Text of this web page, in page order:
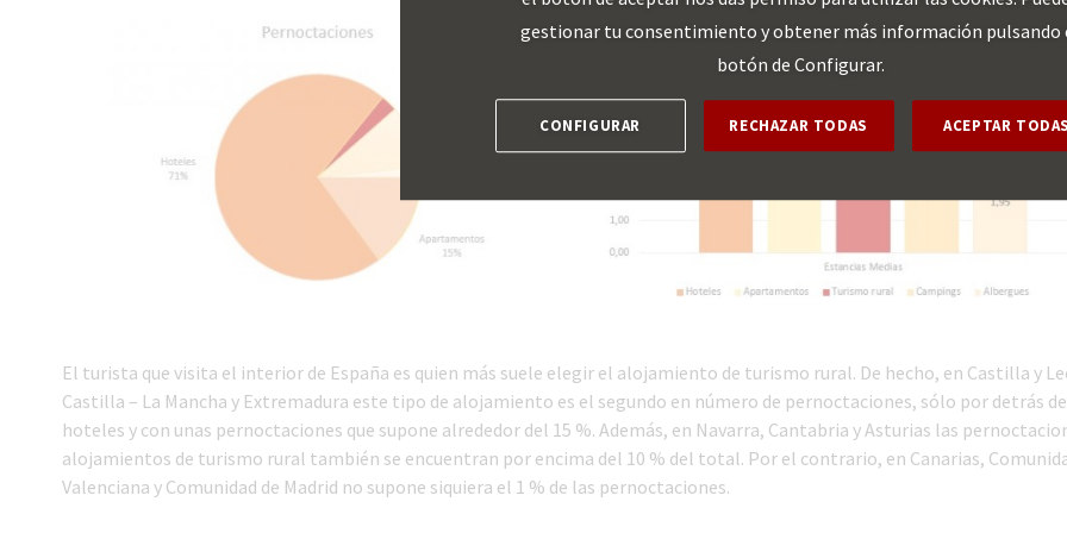
El turista que visita el interior de España es quien más suele elegir el alojamiento de turismo rural. De hecho, en Castilla y
Castilla – La Mancha y Extremadura este tipo de alojamiento es el segundo en número de pernoctaciones, sólo por detrás
hoteles y con unas pernoctaciones que supone alrededor del 15 %. Además, en Navarra, Cantabria y Asturias las
alojamientos de turismo rural también se encuentran por encima del 10 % del total. Por el contrario, en Canarias,
Valenciana y Comunidad de Madrid no supone siquiera el 1 % de las pernoctaciones.
gestionar tu consentimiento y obtener más información pulsando
botón de Configurar.
CONFIGURAR RECHAZAR TODAS ACEPTAR TODAS